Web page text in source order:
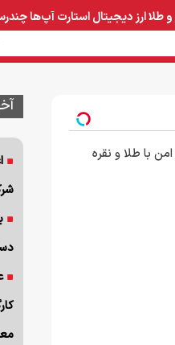
صنایع غذایی و
و طلاارز دیجیتالاستارت آپ‌ها
با طلا و نقره